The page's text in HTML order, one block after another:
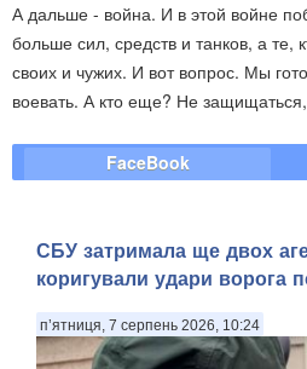
А дальше - война. И в этой войне
больше сил, средств и танков, а те,
своих и чужих. И вот вопрос. Мы
воевать. А кто еще? Не
FaceBook
СБУ затримала ще двох
коригували удари ворога
п’ятниця, 7 серпень 2026, 10:24